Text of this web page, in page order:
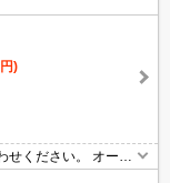
)
せください。 オート
てみませんか？ 詳細